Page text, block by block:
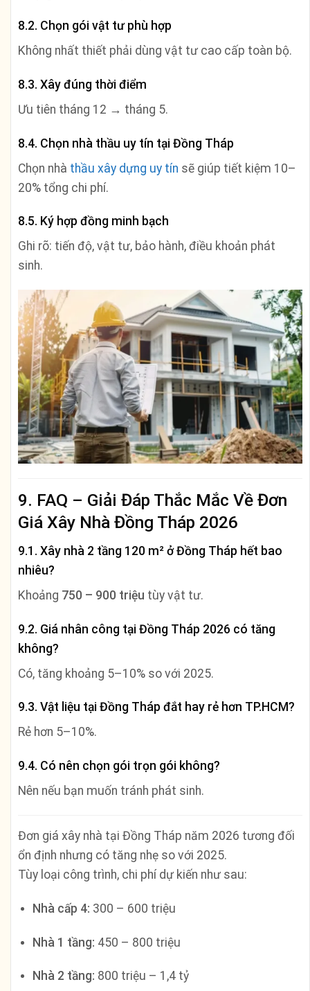
8.2. Chọn gói vật tư phù hợp
Không nhất thiết phải dùng vật tư cao cấp toàn bộ.
8.3. Xây đúng thời điểm
Ưu tiên tháng 12 → tháng 5.
8.4. Chọn nhà thầu uy tín tại Đồng Tháp
Chọn nhà thầu xây dựng uy tín sẽ giúp tiết kiệm 10–
20% tổng chi phí.
8.5. Ký hợp đồng minh bạch
Ghi rõ: tiến độ, vật tư, bảo hành, điều khoản phát
sinh.
9. FAQ – Giải Đáp Thắc Mắc Về Đơn
Giá Xây Nhà Đồng Tháp 2026
9.1. Xây nhà 2 tầng 120 m² ở Đồng Tháp hết bao
nhiêu?
Khoảng 750 – 900 triệu tùy vật tư.
9.2. Giá nhân công tại Đồng Tháp 2026 có tăng
không?
Có, tăng khoảng 5–10% so với 2025.
9.3. Vật liệu tại Đồng Tháp đắt hay rẻ hơn TP.HCM?
Rẻ hơn 5–10%.
9.4. Có nên chọn gói trọn gói không?
Nên nếu bạn muốn tránh phát sinh.
Đơn giá xây nhà tại Đồng Tháp năm 2026 tương đối
ổn định nhưng có tăng nhẹ so với 2025.
Tùy loại công trình, chi phí dự kiến như sau:
Nhà cấp 4: 300 – 600 triệu
Nhà 1 tầng: 450 – 800 triệu
Nhà 2 tầng: 800 triệu – 1,4 tỷ